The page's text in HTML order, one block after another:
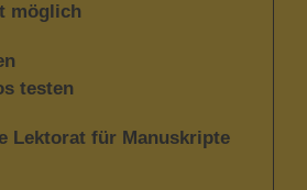
möglich
testen
Lektorat für Manuskripte